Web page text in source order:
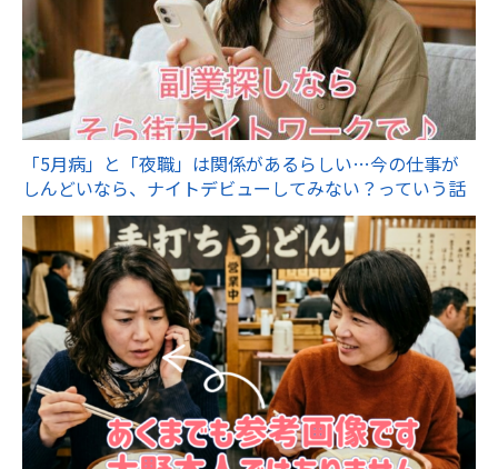
「5月病」と「夜職」は関係があるらしい…今の仕事が
しんどいなら、ナイトデビューしてみない？っていう話